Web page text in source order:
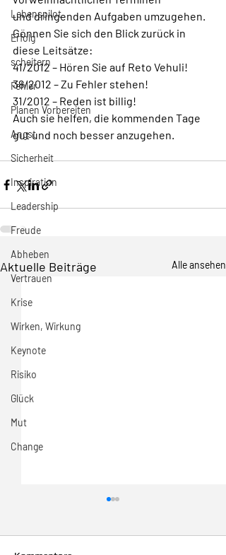
Lebenspilot
Erfolg
scheitern
Fehler
Planen Vorbereiten
Angst
Sicherheit
Inspiration
Leadership
Freude
Abheben
Vertrauen
Krise
Wirken, Wirkung
Keynote
Risiko
Glück
Mut
Change
und dringenden Aufgaben umzugehen.
Gönnen Sie sich den Blick zurück in
diese Leitsätze:
41/2012 – Hören Sie auf Reto Vehuli!
38/2012 – Zu Fehler stehen!
31/2012 – Reden ist billig!
Auch sie helfen, die kommenden Tage
gut und noch besser anzugehen.
Aktuelle Beiträge Alle ansehen